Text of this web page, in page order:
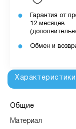
Гарантия от
12 месяцев
Обмен и
Характеристики
Общие
Материал